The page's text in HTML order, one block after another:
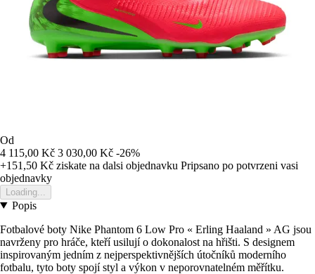
Od
4 115,00 Kč 3 030,00 Kč -26%
+151,50 Kč ziskate na dalsi objednavku Pripsano po potvrzeni vasi
objednavky
Loading...
Popis
Fotbalové boty Nike Phantom 6 Low Pro « Erling Haaland » AG jsou
navrženy pro hráče, kteří usilují o dokonalost na hřišti. S designem
inspirovaným jedním z nejperspektivnějších útočníků moderního
fotbalu, tyto boty spojí styl a výkon v neporovnatelném měřítku.